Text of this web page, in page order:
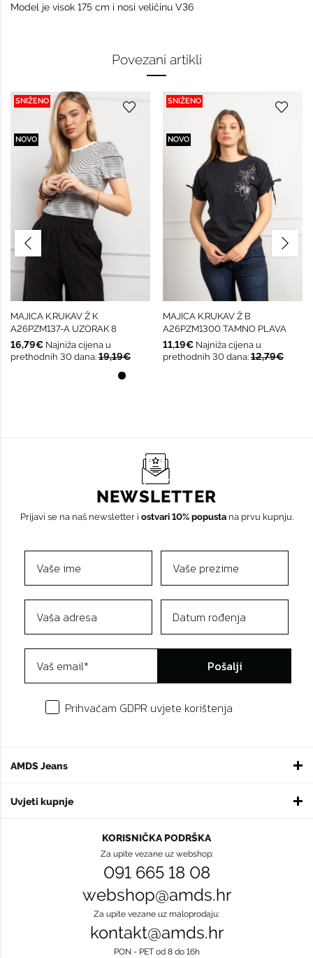
Model je visok 175 cm i nosi veličinu V36
Povezani artikli
SNIŽENO
NOVO
MAJICA K.RUKAV Ž K
A26PZM137-A UZORAK 8
16,79€ Najniža cijena u
prethodnih 30 dana: 19,19€
SNIŽENO
NOVO
MAJICA K.RUKAV Ž B
A26PZM1300 TAMNO PLAVA
11,19€ Najniža cijena u
prethodnih 30 dana: 12,79€
AMDS Jeans
Uvjeti kupnje
NEWSLETTER
Prijavi se na naš newsletter i ostvari 10% popustana prvu kupnju.
Pošalji
Prihvaćam GDPR uvjete korištenja
KORISNIČKA PODRŠKA
Za upite vezane uz webshop:
091 665 18 08
webshop@amds.hr
Za upite vezane uz maloprodaju:
kontakt@amds.hr
PON - PET od 8 do 16h